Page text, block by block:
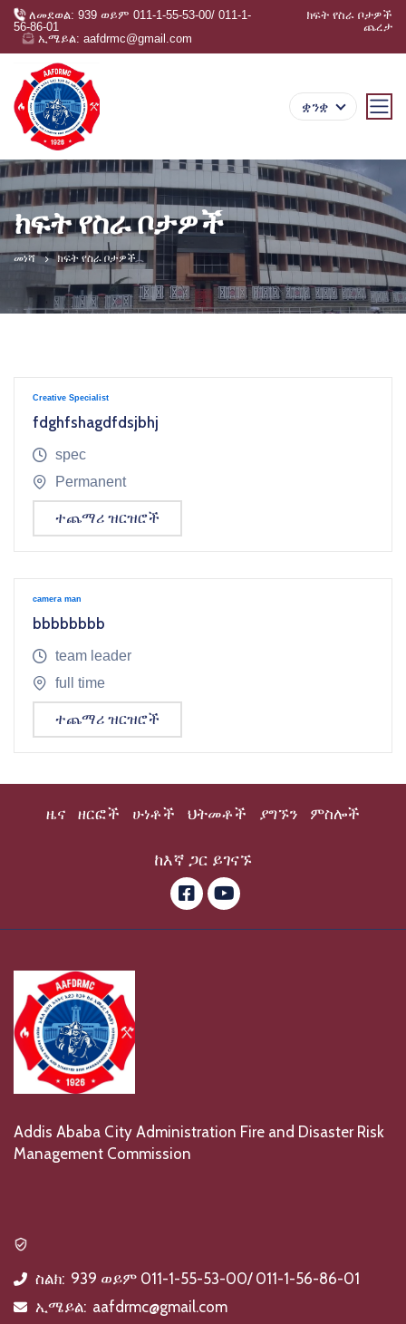
ለመደወል: 939 ወይም 011-1-55-53-00/ 011-1-
56-86-01
ኢሜይል: aafdrmc@gmail.com
ክፍት የስራ ቦታዎች
ጨረታ
ቋንቋ
ክፍት የስራ ቦታዎች
መነሻ ክፍት የስራ ቦታዎች
Creative Specialist
fdghfshagdfdsjbhj
icon
spec
icon
Permanent
ተጨማሪ ዝርዝሮች
camera man
bbbbbbbb
icon
team leader
icon
full time
ተጨማሪ ዝርዝሮች
ዜና ዘርፎች ሁነቶች ህትመቶች ያግኙን ምስሎች
ከእኛ ጋር ይገናኙ
ፌስቡክዩቲዩብ
Addis Ababa City Administration Fire and Disaster Risk
Management Commission
icon
ስልክ: 939 ወይም 011-1-55-53-00/ 011-1-56-86-01
icon
ኢሜይል: aafdrmc@gmail.com